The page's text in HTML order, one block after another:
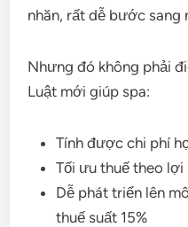
nhăn, rất dễ bước sang
Nhưng đó không phải
Luật mới giúp spa:
Tính được chi phí
Tối ưu thuế theo lợi
Dễ phát triển lên
thuế suất 15%